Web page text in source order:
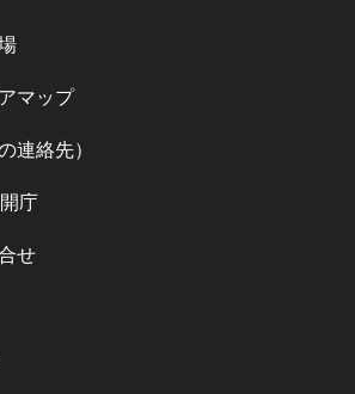
マップ
連絡先）
庁
せ